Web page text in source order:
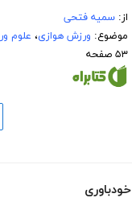
از:سمیه فتحی
موضوع: ورزش هوازی، علوم
۵۳ صفحه